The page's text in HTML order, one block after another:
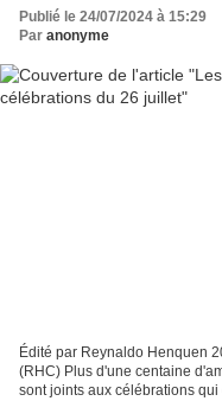
Publié le 24/07/2024 à 15:29
Par anonyme
Édité par Reynaldo Henquen
(RHC) Plus d'une centaine
sont joints aux célébrations